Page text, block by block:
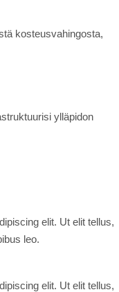
kosteusvahingosta,
ylläpidon
elit. Ut elit tellus,
leo.
elit. Ut elit tellus,